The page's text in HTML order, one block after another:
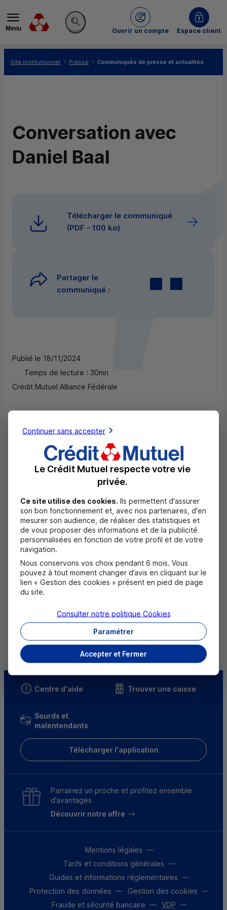
Menu
Rechercher sur le site
Ouvrir un compte
du Crédit MutuelEspace client
Site institutionnel Presse Communiqués de presse et actualités
Conversation avec
Daniel Baal
Télécharger le communiqué
(PDF - 100 ko)
Partager le
communiqué :
Publié le 18/11/2024
Temps de lecture : 30mn
Crédit Mutuel Alliance Fédérale
Texte de transcription de la vidéo
Transcription de la vidéo
Texte de transcription de la vidéo
Centre d'aide Trouver une caisse
Sourds et
malentendants
Télécharger l'application
Parrainez un proche et profitez ensemble
d’avantages
Découvrir notre offre
Mentions légales
Tarifs et conditions générales
Guides et informations réglementaires
Protection des données
Gestion des cookies
Fraude et sécurité bancaire
VDP
Continuer sans accepter
Le Crédit Mutuel respecte votre vie
privée.
Ce site utilise des cookies. Ils permettent d'assurer
son bon fonctionnement et, avec nos partenaires, d'en
mesurer son audience, de réaliser des statistiques et
de vous proposer des informations et de la publicité
personnalisées en fonction de votre profil et de votre
navigation.
Nous conservons vos choix pendant 6 mois. Vous
pouvez à tout moment changer d’avis en cliquant sur le
lien « Gestion des cookies » présent en pied de page
du site.
Accepter et Fermer
Paramétrer
Consulter notre politique Cookies